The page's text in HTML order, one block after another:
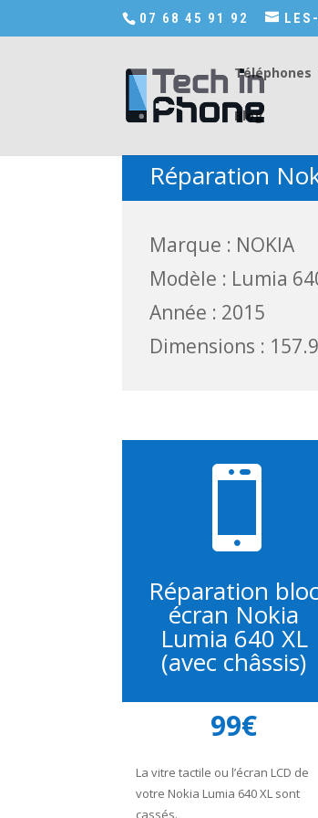
Accédez a Shop-in-tech-in-phone07 68 45 91 92
Téléphones
Blog
Réparation
Marque : NOKIA
Modèle : Lumia
Année : 2015
Dimensions :

Réparation bloc
écran Nokia
Lumia 640 XL
(avec châssis)
99€
La vitre tactile ou l’écran LCD de
votre Nokia Lumia 640 XL sont
cassés.